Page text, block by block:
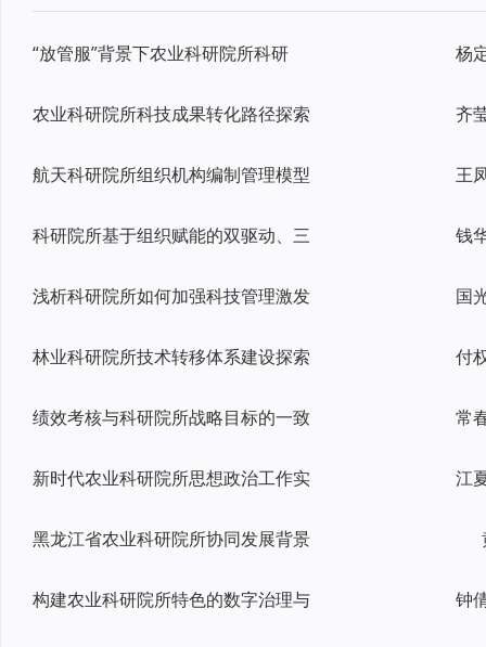
“放管服”背景下农业科研院所科研
农业科研院所科技成果转化路径探索
航天科研院所组织机构编制管理模型
科研院所基于组织赋能的双驱动、三
浅析科研院所如何加强科技管理激发
林业科研院所技术转移体系建设探索
绩效考核与科研院所战略目标的一致
新时代农业科研院所思想政治工作实
黑龙江省农业科研院所协同发展背景
构建农业科研院所特色的数字治理与